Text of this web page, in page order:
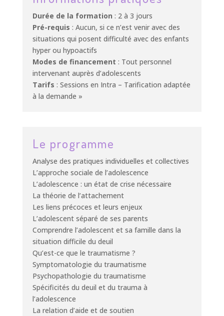
Durée de la formation : 2 à 3 jours
Pré-requis : Aucun, si ce n’est venir avec des
situations qui posent difficulté avec des enfants
hyper ou hypoactifs
Modes de financement : Tout personnel
intervenant auprès d’adolescents
Tarifs : Sessions en Intra – Tarification adaptée
à la demande »
Le programme
Analyse des pratiques individuelles et collectives
L’approche sociale de l’adolescence
L’adolescence : un état de crise nécessaire
La théorie de l’attachement
Les liens précoces et leurs enjeux
L’adolescent séparé de ses parents
Comprendre l’adolescent et sa famille dans la
situation difficile du deuil
Qu’est-ce que le traumatisme ?
Symptomatologie du traumatisme
Psychopathologie du traumatisme
Spécificités du deuil et du trauma à
l’adolescence
La relation d’aide et de soutien